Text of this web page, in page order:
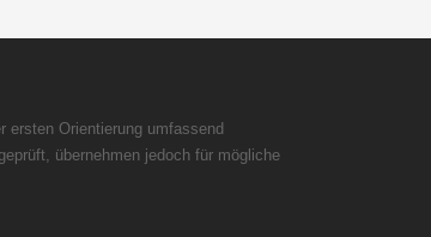
ersten Orientierung umfassend
übernehmen jedoch für mögliche